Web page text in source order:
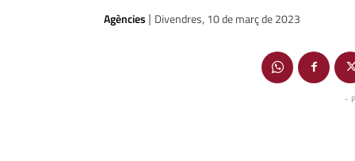
Agències | Divendres, 10 de març de 2023
-